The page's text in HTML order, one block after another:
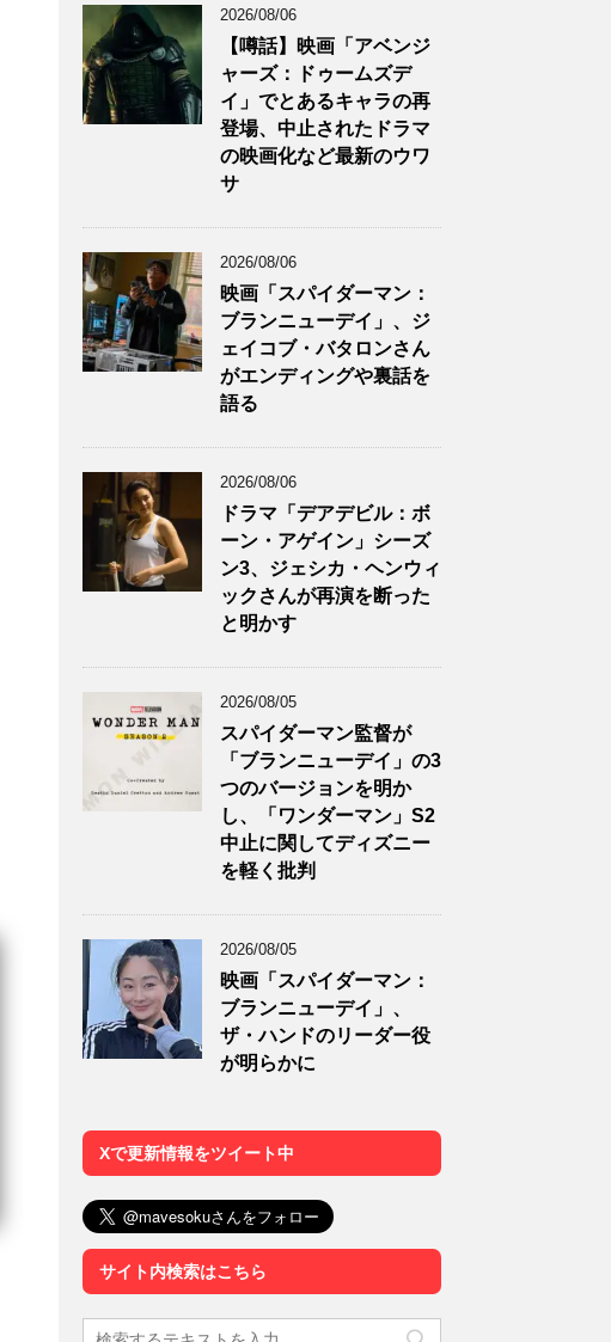
2026/08/06
【噂話】映画「アベンジ
ャーズ：ドゥームズデ
イ」でとあるキャラの再
登場、中止されたドラマ
の映画化など最新のウワ
サ
2026/08/06
映画「スパイダーマン：
ブランニューデイ」、ジ
ェイコブ・バタロンさん
がエンディングや裏話を
語る
2026/08/06
ドラマ「デアデビル：ボ
ーン・アゲイン」シーズ
ン3、ジェシカ・ヘンウィ
ックさんが再演を断った
と明かす
2026/08/05
スパイダーマン監督が
「ブランニューデイ」の3
つのバージョンを明か
し、「ワンダーマン」S2
中止に関してディズニー
を軽く批判
2026/08/05
映画「スパイダーマン：
ブランニューデイ」、
ザ・ハンドのリーダー役
が明らかに
Xで更新情報をツイート中
サイト内検索はこちら